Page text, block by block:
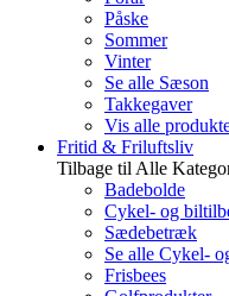
Påske
Sommer
Vinter
Se alle Sæson
Takkegaver
Vis alle
Fritid & Friluftsliv
Tilbage til Alle
Badebolde
Cykel- og
Sædebetræk
Se alle Cykel-
Frisbees